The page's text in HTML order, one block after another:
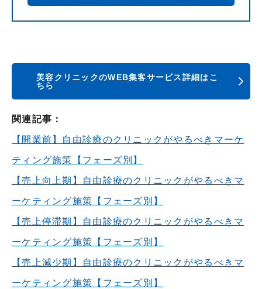
美容クリニックのWEB集客サービス詳細はこ
ちら
関連記事：
【開業前】自由診療のクリニックがやるべきマーケ
ティング施策【フェーズ別】
【売上向上期】自由診療のクリニックがやるべきマ
ーケティング施策【フェーズ別】
【売上停滞期】自由診療のクリニックがやるべきマ
ーケティング施策【フェーズ別】
【売上減少期】自由診療のクリニックがやるべきマ
ーケティング施策【フェーズ別】